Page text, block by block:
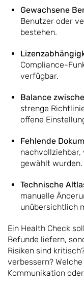
Gewachsene
Benutzer oder
bestehen.
Compliance-
verfügbar.
Balance
strenge
offene
Fehlende
gewählt wurden.
Technische
manuelle
unübersichtlich
Ein Health Check
Befunde liefern,
Risiken sind
verbessern?
Kommunikation